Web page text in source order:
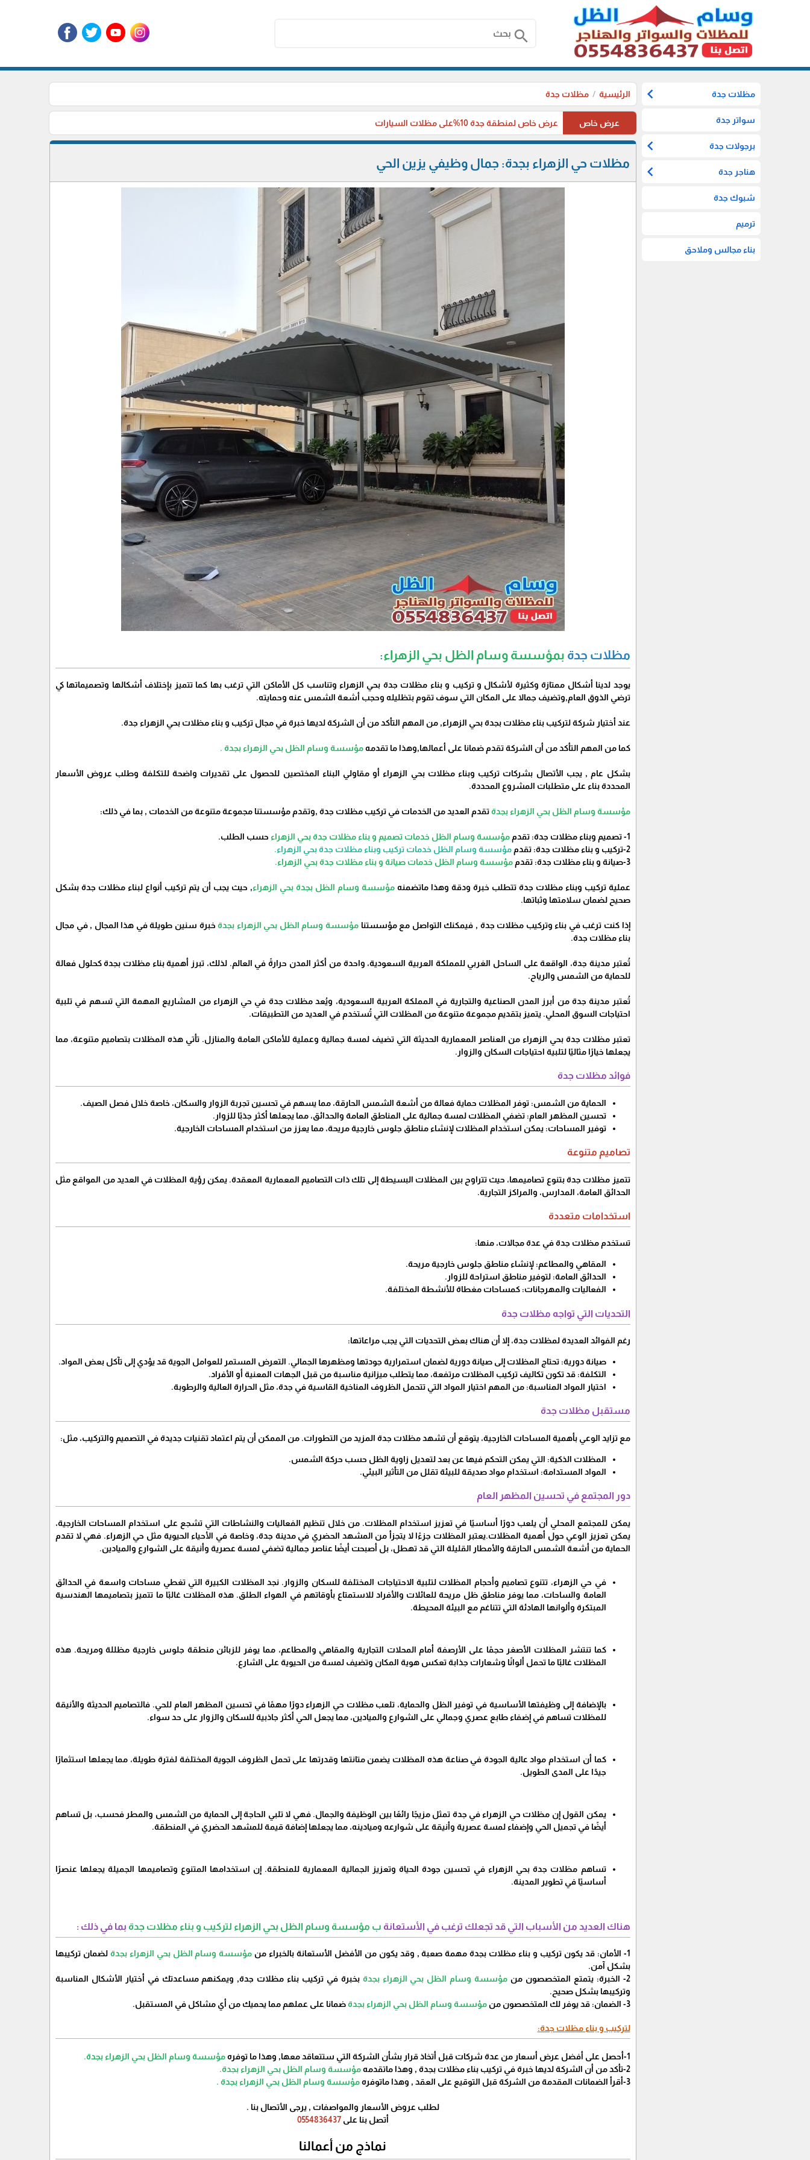
search
مظلات جدة chevron_left
سواتر جدة
برجولات جدة chevron_left
هناجر جدة chevron_left
شبوك جدة
ترميم
بناء مجالس وملاحق
الرئيسية مظلات جدة
عرض خاص عرض خاص لمنطقة جدة 10%على مظلات السيارات
مظلات حي الزهراء بجدة: جمال وظيفي يزين الحي
مظلات جدة بمؤسسة وسام الظل بحي الزهراء:
يوجد لدينا أشكال ممتازة وكثيرة لأشكال و تركيب و بناء مظلات جدة بحي الزهراء وتناسب كل الأماكن التي ترغب بها كما تتميز بإختلاف أشكالها وتصميماتها كي
ترضي الذوق العام,وتضيف جمالا على المكان التي سوف تقوم بتظليله وحجب أشعة الشمس عنه وحمايته.
عند أختيار شركة لتركيب بناء مظلات بجدة بحي الزهراء, من المهم التأكد من أن الشركة لديها خبرة في مجال تركيب و بناء مظلات بحي الزهراء جدة.
كما من المهم التأكد من أن الشركة تقدم ضمانا على أعمالها,وهذا ما تقدمهمؤسسة وسام الظل بحي الزهراء بجدة .
بشكل عام , يجب الأتصال بشركات تركيب وبناء مظلات بحي الزهراء أو مقاولي البناء المختصين للحصول على تقديرات واضحة للتكلفة وطلب عروض الأسعار
المحددة بناء على متطلبات المشروع المحددة.
مؤسسة وسام الظل بحي الزهراء بجدةتقدم العديد من الخدمات في تركيب مظلات جدة ,وتقدم مؤسستنا مجموعة متنوعة من الخدمات , بما في ذلك:
1- تصميم وبناء مظلات جدة: تقدم مؤسسة وسام الظل خدمات تصميم و بناء مظلات جدة بحي الزهراء حسب الطلب.
2-تركيب و بناء مظلات جدة: تقدم
مؤسسة وسام الظل خدمات تركيب وبناء مظلات جدة بحي الزهراء.
3-صيانة و بناء مظلات جدة: تقدم
مؤسسة وسام الظل خدمات صيانة و بناء مظلات جدة بحي الزهراء.
عملية تركيب وبناء مظلات جدة تتطلب خبرة ودقة وهذا ماتضمنهمؤسسة وسام الظل بجدة بحي الزهراء, حيث يجب أن يتم تركيب أنواع لبناء مظلات جدة بشكل
صحيح لضمان سلامتها وثباتها.
إذا كنت ترغب في بناء وتركيب مظلات جدة , فيمكنك التواصل مع مؤسستنا مؤسسة وسام الظل بحي الزهراء بجدةخبرة سنين طويلة في هذا المجال , في مجال
بناء مظلات جدة.
تُعتبر مدينة جدة، الواقعة على الساحل الغربي للمملكة العربية السعودية، واحدة من أكثر المدن حرارةً في العالم. لذلك، تبرز أهمية بناء مظلات بجدة كحلول فعالة
للحماية من الشمس والرياح.
تُعتبر مدينة جدة من أبرز المدن الصناعية والتجارية في المملكة العربية السعودية، ويُعد مظلات جدة في حي الزهراء من المشاريع المهمة التي تسهم في تلبية
احتياجات السوق المحلي. يتميز بتقديم مجموعة متنوعة من المظلات التي تُستخدم في العديد من التطبيقات.
تعتبر مظلات جدة بحي الزهراء من العناصر المعمارية الحديثة التي تضيف لمسة جمالية وعملية للأماكن العامة والمنازل. تأتي هذه المظلات بتصاميم متنوعة، مما
يجعلها خيارًا مثاليًا لتلبية احتياجات السكان والزوار.
فوائد مظلات جدة
الحماية من الشمس: توفر المظلات حماية فعالة من أشعة الشمس الحارقة، مما يسهم في تحسين تجربة الزوار والسكان، خاصة خلال فصل الصيف.
تحسين المظهر العام: تضفي المظلات لمسة جمالية على المناطق العامة والحدائق، مما يجعلها أكثر جذبًا للزوار.
توفير المساحات: يمكن استخدام المظلات لإنشاء مناطق جلوس خارجية مريحة، مما يعزز من استخدام المساحات الخارجية.
تصاميم متنوعة
تتميز مظلات جدة بتنوع تصاميمها، حيث تتراوح بين المظلات البسيطة إلى تلك ذات التصاميم المعمارية المعقدة. يمكن رؤية المظلات في العديد من المواقع مثل
الحدائق العامة، المدارس، والمراكز التجارية.
استخدامات متعددة
تستخدم مظلات جدة في عدة مجالات، منها:
المقاهي والمطاعم: لإنشاء مناطق جلوس خارجية مريحة.
الحدائق العامة: لتوفير مناطق استراحة للزوار.
الفعاليات والمهرجانات: كمساحات مغطاة للأنشطة المختلفة.
التحديات التي تواجه مظلات جدة
رغم الفوائد العديدة لمظلات جدة، إلا أن هناك بعض التحديات التي يجب مراعاتها:
صيانة دورية: تحتاج المظلات إلى صيانة دورية لضمان استمرارية جودتها ومظهرها الجمالي. التعرض المستمر للعوامل الجوية قد يؤدي إلى تآكل بعض المواد.
التكلفة: قد تكون تكاليف تركيب المظلات مرتفعة، مما يتطلب ميزانية مناسبة من قبل الجهات المعنية أو الأفراد.
اختيار المواد المناسبة: من المهم اختيار المواد التي تتحمل الظروف المناخية القاسية في جدة، مثل الحرارة العالية والرطوبة.
مستقبل مظلات جدة
مع تزايد الوعي بأهمية المساحات الخارجية، يتوقع أن تشهد مظلات جدة المزيد من التطورات. من الممكن أن يتم اعتماد تقنيات جديدة في التصميم والتركيب، مثل:
المظلات الذكية: التي يمكن التحكم فيها عن بعد لتعديل زاوية الظل حسب حركة الشمس.
المواد المستدامة: استخدام مواد صديقة للبيئة تقلل من التأثير البيئي.
دور المجتمع في تحسين المظهر العام
يمكن للمجتمع المحلي أن يلعب دورًا أساسيًا في تعزيز استخدام المظلات. من خلال تنظيم الفعاليات والنشاطات التي تشجع على استخدام المساحات الخارجية،
يمكن تعزيز الوعي حول أهمية المظلات.يعتبر المظلات جزءًا لا يتجزأ من المشهد الحضري في مدينة جدة، وخاصة في الأحياء الحيوية مثل حي الزهراء. فهي لا تقدم
الحماية من أشعة الشمس الحارقة والأمطار القليلة التي قد تهطل، بل أصبحت أيضًا عناصر جمالية تضفي لمسة عصرية وأنيقة على الشوارع والميادين.
في حي الزهراء، تتنوع تصاميم وأحجام المظلات لتلبية الاحتياجات المختلفة للسكان والزوار. نجد المظلات الكبيرة التي تغطي مساحات واسعة في الحدائق
العامة والساحات، مما يوفر مناطق ظل مريحة للعائلات والأفراد للاستمتاع بأوقاتهم في الهواء الطلق. هذه المظلات غالبًا ما تتميز بتصاميمها الهندسية
المبتكرة وألوانها الهادئة التي تتناغم مع البيئة المحيطة.
كما تنتشر المظلات الأصغر حجمًا على الأرصفة أمام المحلات التجارية والمقاهي والمطاعم، مما يوفر للزبائن منطقة جلوس خارجية مظللة ومريحة. هذه
المظلات غالبًا ما تحمل ألوانًا وشعارات جذابة تعكس هوية المكان وتضيف لمسة من الحيوية على الشارع.
بالإضافة إلى وظيفتها الأساسية في توفير الظل والحماية، تلعب مظلات حي الزهراء دورًا مهمًا في تحسين المظهر العام للحي. فالتصاميم الحديثة والأنيقة
للمظلات تساهم في إضفاء طابع عصري وجمالي على الشوارع والميادين، مما يجعل الحي أكثر جاذبية للسكان والزوار على حد سواء.
كما أن استخدام مواد عالية الجودة في صناعة هذه المظلات يضمن متانتها وقدرتها على تحمل الظروف الجوية المختلفة لفترة طويلة، مما يجعلها استثمارًا
جيدًا على المدى الطويل.
يمكن القول إن مظلات حي الزهراء في جدة تمثل مزيجًا رائعًا بين الوظيفة والجمال. فهي لا تلبي الحاجة إلى الحماية من الشمس والمطر فحسب، بل تساهم
أيضًا في تجميل الحي وإضفاء لمسة عصرية وأنيقة على شوارعه وميادينه، مما يجعلها إضافة قيمة للمشهد الحضري في المنطقة.
تساهم مظلات جدة بحي الزهراء في تحسين جودة الحياة وتعزيز الجمالية المعمارية للمنطقة. إن استخدامها المتنوع وتصاميمها الجميلة يجعلها عنصرًا
أساسيًا في تطوير المدينة.
هناك العديد من الأسباب التي قد تجعلك ترغب في الأستعانة ب مؤسسة وسام الظل بحي الزهراء لتركيب و بناء مظلات جدة بما في ذلك :
1- الأمان: قد يكون تركيب و بناء مظلات بجدة مهمة صعبة , وقد يكون من الأفضل الأستعانة بالخبراء من مؤسسة وسام الظل بحي الزهراء بجدة لضمان تركيبها
بشكل آمن.
2- الخبرة: يتمتع المتخصصون من
مؤسسة وسام الظل بحي الزهراء بجدة بخبرة في تركيب بناء مظلات جدة, ويمكنهم مساعدتك في أختيار الأشكال المناسبة
وتركيبها بشكل صحيح.
3- الضمان: قد يوفر لك المتخصصون من
مؤسسة وسام الظل بحي الزهراء بجدةضمانا على عملهم مما يحميك من أي مشاكل في المستقبل.
لتركيب و بناء مظلات جدة:
1-أحصل على أفضل عرض أسعار من عدة شركات قبل أتخاذ قرار بشأن الشركة التي ستتعاقد معها, وهذا ما توفره
مؤسسة وسام الظل بحي الزهراء بجدة.
2-تأكد من أن الشركة لديها خبرة في تركيب بناء مظلات بجدة , وهذا ماتقدمه
مؤسسة وسام الظل بحي الزهراء بجدة.
3-أقرأ الضمانات المقدمة من الشركة قبل التوقيع على العقد , وهذا ماتوفره
مؤسسة وسام الظل بحي الزهراء بجدة .
لطلب عروض الأسعار والمواصفات , يرجى الأتصال بنا .
أتصل بنا على 0554836437
نماذج من أعمالنا